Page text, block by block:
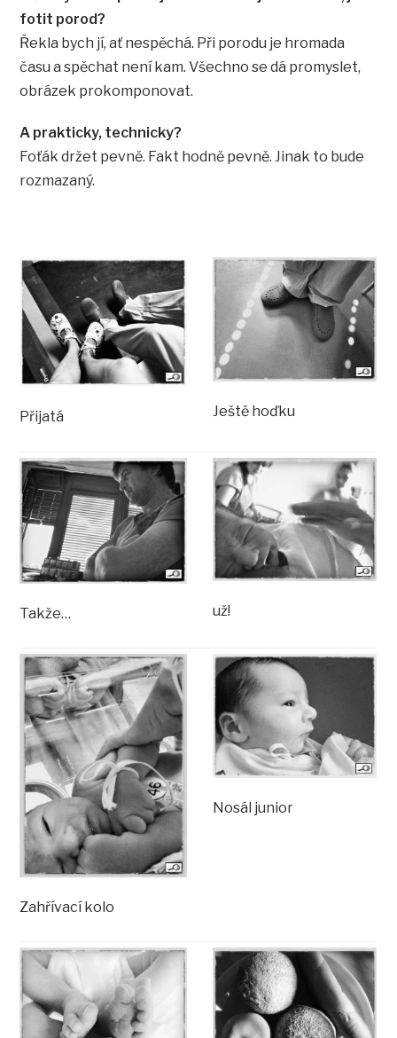
fotit porod?
Řekla bych jí, ať nespěchá. Při porodu je hromada
času a spěchat není kam. Všechno se dá promyslet,
obrázek prokomponovat.
A prakticky, technicky?
Foťák držet pevně. Fakt hodně pevně. Jinak to bude
rozmazaný.
Přijatá Ještě hoďku
Takže… už!
Zahřívací kolo
Nosál junior